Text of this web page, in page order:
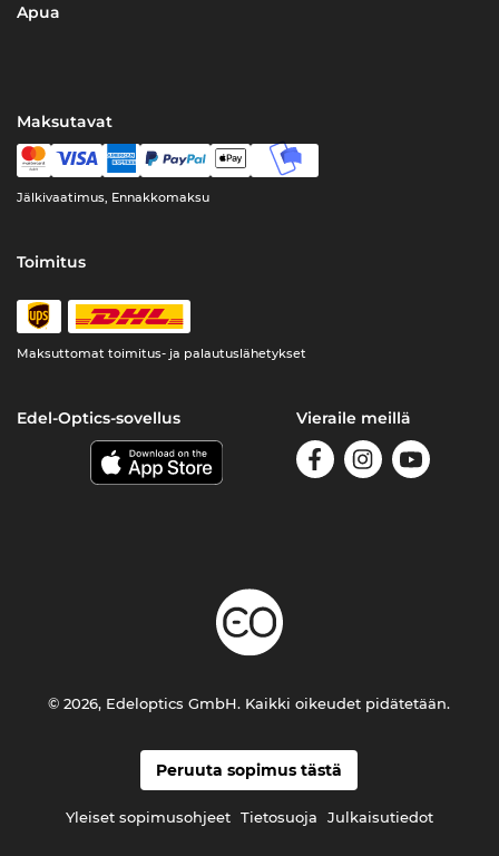
Apua
Maksutavat
Jälkivaatimus, Ennakkomaksu
Toimitus
Maksuttomat toimitus- ja palautuslähetykset
Edel-Optics-sovellus Vieraile meillä
Peruuta sopimus tästä
Yleiset sopimusohjeet Tietosuoja Julkaisutiedot
© 2026, Edeloptics GmbH. Kaikki oikeudet pidätetään.